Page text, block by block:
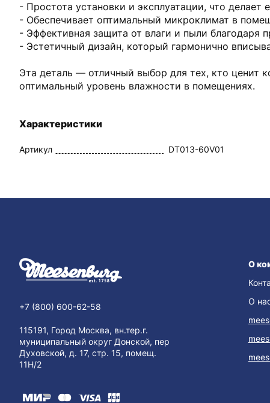
- Простота установки и эксплуатации, что
- Обеспечивает оптимальный микроклимат в
- Эффективная защита от влаги и пыли благодаря
- Эстетичный дизайн, который гармонично
Эта деталь — отличный выбор для тех, кто ценит
оптимальный уровень влажности в помещениях.
Характеристики
Артикул DT013-60V01
+7 (800) 600-62-58
115191, Город Москва, вн.тер.г.
муниципальный округ Донской, пер
Духовской, д. 17, стр. 15, помещ.
11Н/2
О
О